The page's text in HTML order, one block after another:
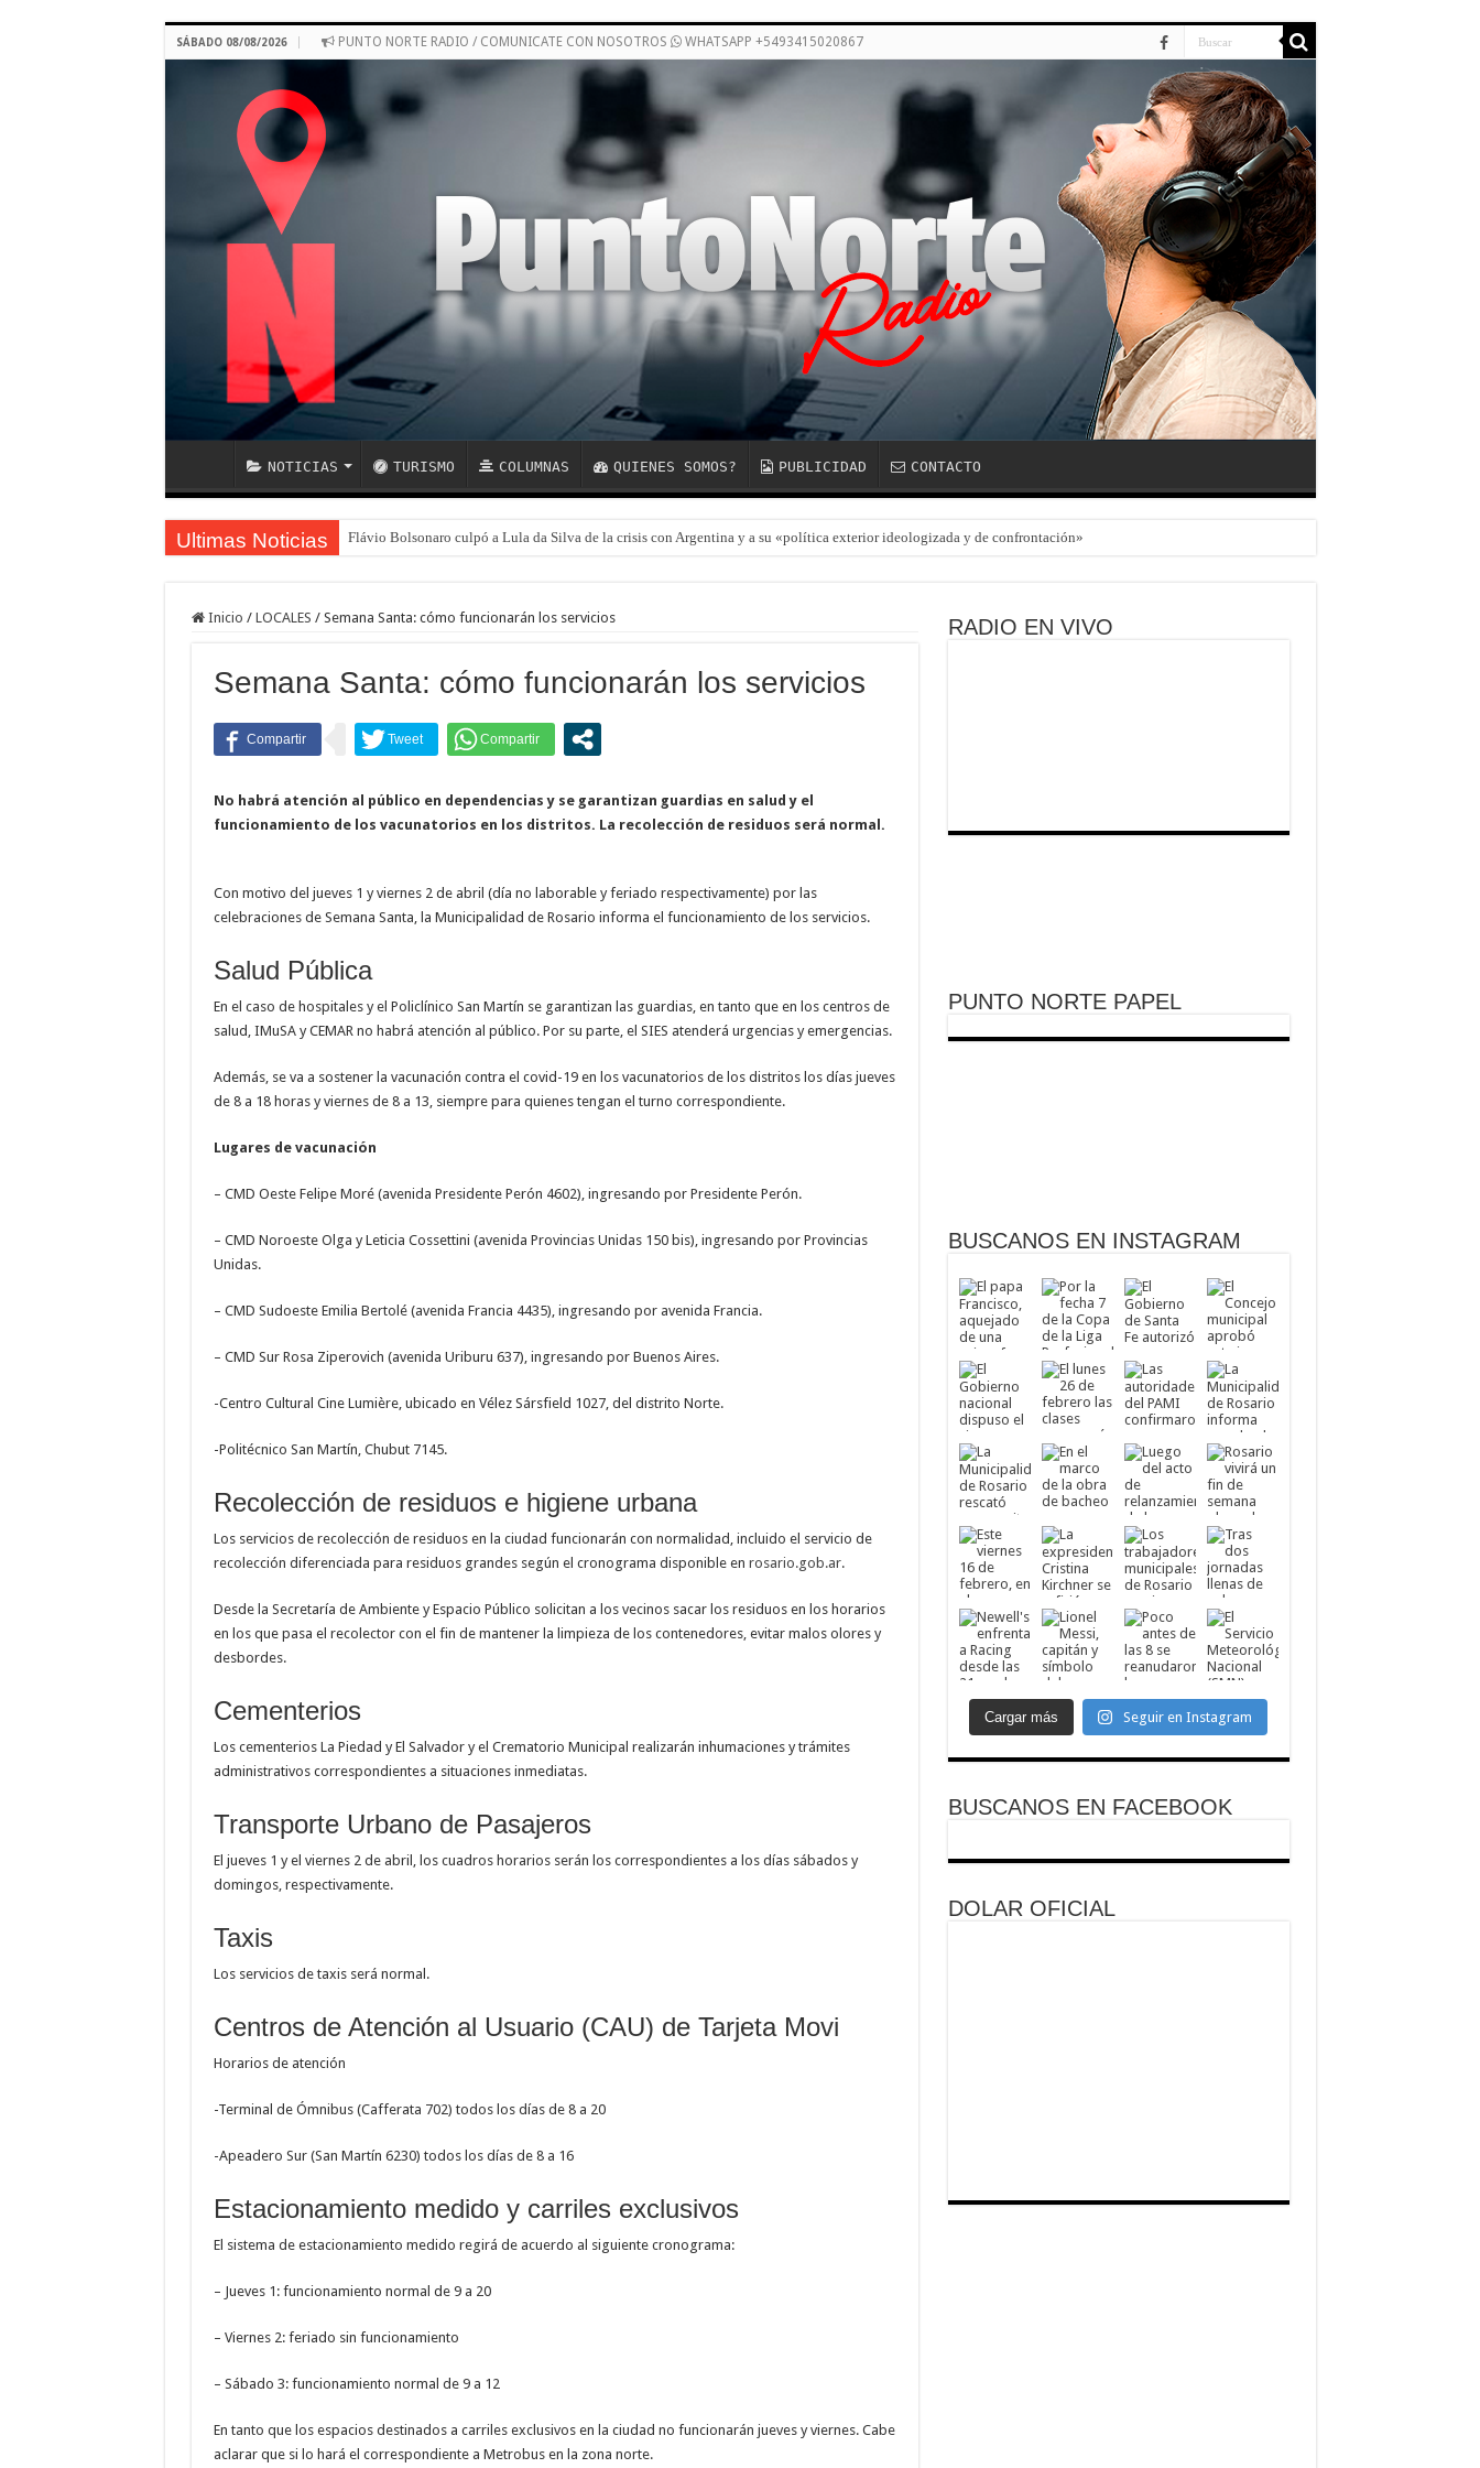
SÁBADO 08/08/2026 PUNTO NORTE RADIO / COMUNICATE CON NOSOTROS WHATSAPP +5493415020867
NOTICIAS TURISMO COLUMNAS QUIENES SOMOS? PUBLICIDAD CONTACTO
Ultimas Noticias Flávio Bolsonaro culpó a Lula da Silva de la crisis con Argentina y a su «política exterior ideologizada y de confrontación»
Inicio / LOCALES / Semana Santa: cómo funcionarán los servicios
Semana Santa: cómo funcionarán los servicios
No habrá atención al público en dependencias y se garantizan guardias en salud y el
funcionamiento de los vacunatorios en los distritos. La recolección de residuos será normal.
Con motivo del jueves 1 y viernes 2 de abril (día no laborable y feriado respectivamente) por las
celebraciones de Semana Santa, la Municipalidad de Rosario informa el funcionamiento de los servicios.
Salud Pública
En el caso de hospitales y el Policlínico San Martín se garantizan las guardias, en tanto que en los centros de
salud, IMuSA y CEMAR no habrá atención al público. Por su parte, el SIES atenderá urgencias y emergencias.
Además, se va a sostener la vacunación contra el covid-19 en los vacunatorios de los distritos los días jueves
de 8 a 18 horas y viernes de 8 a 13, siempre para quienes tengan el turno correspondiente.
Lugares de vacunación
– CMD Oeste Felipe Moré (avenida Presidente Perón 4602), ingresando por Presidente Perón.
– CMD Noroeste Olga y Leticia Cossettini (avenida Provincias Unidas 150 bis), ingresando por Provincias
Unidas.
– CMD Sudoeste Emilia Bertolé (avenida Francia 4435), ingresando por avenida Francia.
– CMD Sur Rosa Ziperovich (avenida Uriburu 637), ingresando por Buenos Aires.
-Centro Cultural Cine Lumière, ubicado en Vélez Sársfield 1027, del distrito Norte.
-Politécnico San Martín, Chubut 7145.
Recolección de residuos e higiene urbana
Los servicios de recolección de residuos en la ciudad funcionarán con normalidad, incluido el servicio de
recolección diferenciada para residuos grandes según el cronograma disponible en rosario.gob.ar.
Desde la Secretaría de Ambiente y Espacio Público solicitan a los vecinos sacar los residuos en los horarios
en los que pasa el recolector con el fin de mantener la limpieza de los contenedores, evitar malos olores y
desbordes.
Cementerios
Los cementerios La Piedad y El Salvador y el Crematorio Municipal realizarán inhumaciones y trámites
administrativos correspondientes a situaciones inmediatas.
Transporte Urbano de Pasajeros
El jueves 1 y el viernes 2 de abril, los cuadros horarios serán los correspondientes a los días sábados y
domingos, respectivamente.
Taxis
Los servicios de taxis será normal.
Centros de Atención al Usuario (CAU) de Tarjeta Movi
Horarios de atención
-Terminal de Ómnibus (Cafferata 702) todos los días de 8 a 20
-Apeadero Sur (San Martín 6230) todos los días de 8 a 16
Estacionamiento medido y carriles exclusivos
El sistema de estacionamiento medido regirá de acuerdo al siguiente cronograma:
– Jueves 1: funcionamiento normal de 9 a 20
– Viernes 2: feriado sin funcionamiento
– Sábado 3: funcionamiento normal de 9 a 12
En tanto que los espacios destinados a carriles exclusivos en la ciudad no funcionarán jueves y viernes. Cabe
aclarar que si lo hará el correspondiente a Metrobus en la zona norte.
RADIO EN VIVO
PUNTO NORTE PAPEL
BUSCANOS EN INSTAGRAM
Cargar más Seguir en Instagram
BUSCANOS EN FACEBOOK
DOLAR OFICIAL